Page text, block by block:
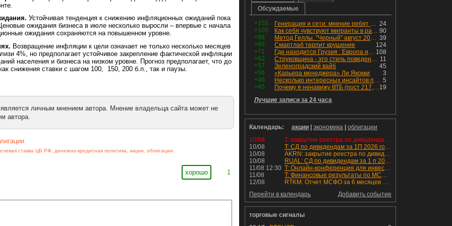
Устойчивая тенденция к снижению инфляционных ожиданий пока
ожидания бизнеса в июле несколько выросли – впервые с начала
ожидания сохраняются на повышенном уровне.
Возвращение инфляции к цели означает не только несколько месяцев
4%, но предполагает устойчивое закрепление фактической инфляции
населения и бизнеса на низком уровне. Прогноз предполагает, что до
снижения ставки с шагом 100, 150, 200 б.п., так и паузы.
личным мнением автора. Мнение владельца сайта может не
автора.
ставка ЦБ РФ денежно-кредитная политика акции облигации
хорошо 1
Обсуждаемые
+155 24
Генерация и сети: мнение ребят из индустрии
+105
90
Как себя чувствуют мигранты в раю, в который они так стремились
+98
39
Метод Геллы. "Черный" август 2026 - быть или не быть?
+95
124
Смартлаб терпит крушение
+71
108
Где находится Грузия : Европа или Азия
+62
11
Струковщина - это стиль поведения, известный всем в секторе золотодобычи.
+57
45
Зеленоградский вайб
+56
3
«Карьера менеджера» Ли Якокки
+46
5
Несколько интересных инсайтов по "Озону"
+45
19
Почему я ненавижу ВТБ (пост 217, 12+)
Лучшие записи за 24 часа
Календарь: акции экономика
облигации
10/08
T: закрытие реестра по дивидендам 4.6 руб
10/08
T: СД по дивидендам за 1П 2026 года.
10/08
AKRN: закрытие реестра по дивидендам 235 руб
10/08
RUAL: СД по дивидендам за 1 п 2026 года.
11/08 12:30
T: Онлайн-конференция для инвесторов и аналитиков
11/08
T: Финансовые результаты по МСФО за 2к 2026 года
12/08
RTKM: Отчет МСФО за 6 месяцев 2026 года
Добавить событие
Перейти в календарь
торговые сигналы